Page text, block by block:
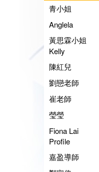
青小姐
Anglela
黃思霖小姐
Kelly
陳紅兒
劉戀老師
崔老師
瑩瑩
Fiona Lai
Profile
嘉盈導師